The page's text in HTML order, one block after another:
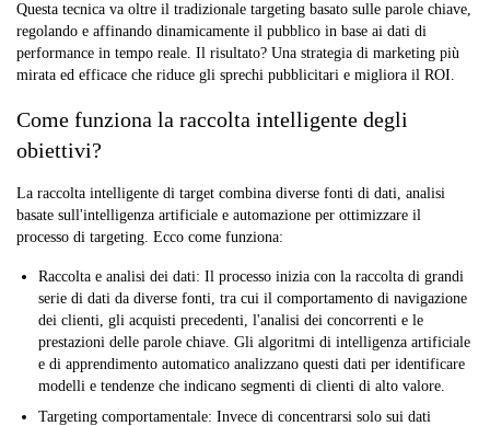
Questa tecnica va oltre il tradizionale targeting basato sulle parole chiave,
regolando e affinando dinamicamente il pubblico in base ai dati di
performance in tempo reale. Il risultato? Una strategia di marketing più
mirata ed efficace che riduce gli sprechi pubblicitari e migliora il ROI.
Come funziona la raccolta intelligente degli
obiettivi?
La raccolta intelligente di target combina diverse fonti di dati, analisi
basate sull'intelligenza artificiale e automazione per ottimizzare il
processo di targeting. Ecco come funziona:
Raccolta e analisi dei dati: Il processo inizia con la raccolta di grandi
serie di dati da diverse fonti, tra cui il comportamento di navigazione
dei clienti, gli acquisti precedenti, l'analisi dei concorrenti e le
prestazioni delle parole chiave. Gli algoritmi di intelligenza artificiale
e di apprendimento automatico analizzano questi dati per identificare
modelli e tendenze che indicano segmenti di clienti di alto valore.
Targeting comportamentale: Invece di concentrarsi solo sui dati